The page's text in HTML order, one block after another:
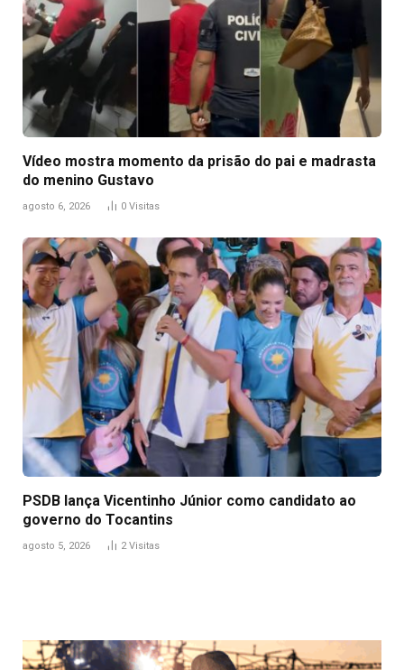
Vídeo mostra momento da prisão do pai e madrasta
do menino Gustavo
agosto 6, 2026 0 Visitas
PSDB lança Vicentinho Júnior como candidato ao
governo do Tocantins
agosto 5, 2026 2Visitas